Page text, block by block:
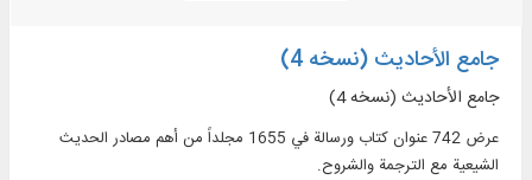
جامع الأحادیث (نسخه 4)
جامع الأحادیث (نسخه 4)
عرض 742 عنوان كتاب ورسالة في 1655 مجلداً من أهم مصادر الحديث
الشيعية مع الترجمة والشروح.